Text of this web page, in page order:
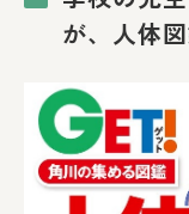
が、人体